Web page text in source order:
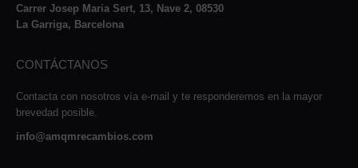
Carrer Josep Maria Sert, 13, Nave 2, 08530
La Garriga, Barcelona
CONTÁCTANOS
Contacta con nosotros vía e-mail y te responderemos en la mayor
brevedad posible.
info@amqmrecambios.com